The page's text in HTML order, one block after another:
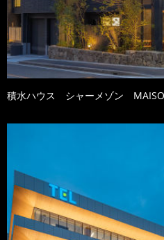
積水ハウス シャーメゾン